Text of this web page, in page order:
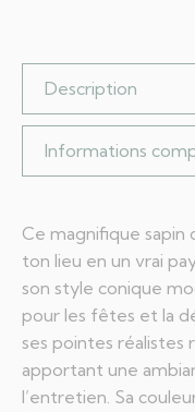
Description
Informations
Ce magnifique
ton lieu en un vrai
son style conique
pour les fêtes et la
ses pointes réalistes
apportant une
l’entretien. Sa